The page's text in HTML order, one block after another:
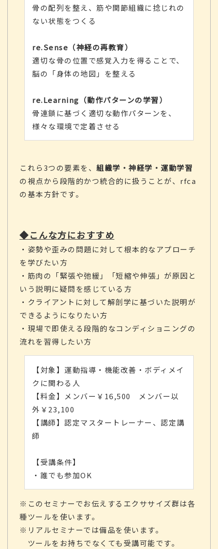
骨の配列を整え、筋や関節組織に捻じれの
ない状態をつくる
re.Sense（神経の再教育）
適切な骨の位置で感覚入力を得ることで、
脳の「身体の地図」を整える
re.Learning（動作パターンの学習）
骨連鎖に基づく適切な動作パターンを、
様々な環境で定着させる
これら3つの要素を、 組織学・神経学・運動学習
の視点から段階的かつ統合的に扱うことが、rfca
の基本方針です。
◆こんな方におすすめ
・姿勢や歪みの問題に対して根本的なアプローチ
を学びたい方
・筋肉の「緊張や弛緩」「短縮や伸張」が原因と
いう説明に疑問を感じている方
・クライアントに対して解剖学に基づいた説明が
できるようになりたい方
・現場で即使える段階的なコンディショニングの
流れを習得したい方
【対象】運動指導・機能改善・ボディメイ
クに関わる人
【料金】メンバー￥16,500 メンバー以
外￥23,100
【講師】認定マスタートレーナー、認定講
師
【受講条件】
・誰でも参加OK
※このセミナーでお伝えするエクササイズ群は各
種ツールを使います。
※リアルセミナーでは備品を使います。
ツールをお持ちでなくても受講可能です。